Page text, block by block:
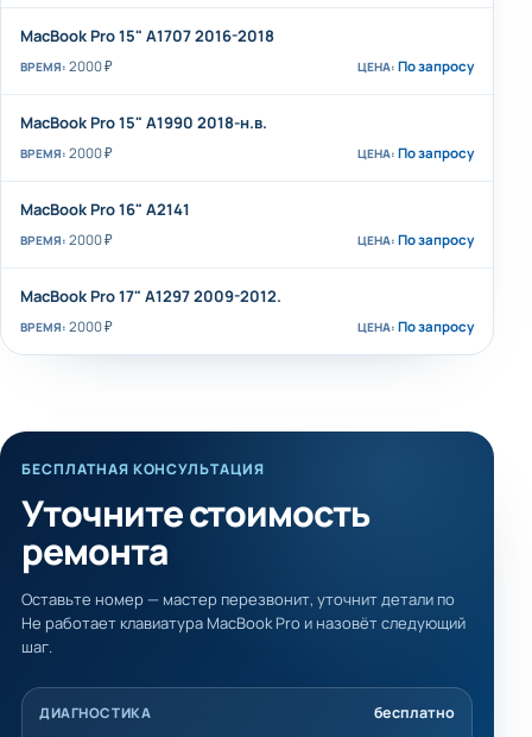
MacBook Pro 15" A1707 2016-2018
2000 ₽ По запросу
MacBook Pro 15" A1990 2018-н.в.
2000 ₽ По запросу
MacBook Pro 16" A2141
2000 ₽ По запросу
MacBook Pro 17" A1297 2009-2012.
2000 ₽ По запросу
БЕСПЛАТНАЯ КОНСУЛЬТАЦИЯ
Уточните стоимость
ремонта
Оставьте номер — мастер перезвонит, уточнит детали по
Не работает клавиатура MacBook Pro и назовёт следующий
шаг.
ДИАГНОСТИКА бесплатно